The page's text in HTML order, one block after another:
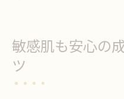
敏感肌も安心の
ツ